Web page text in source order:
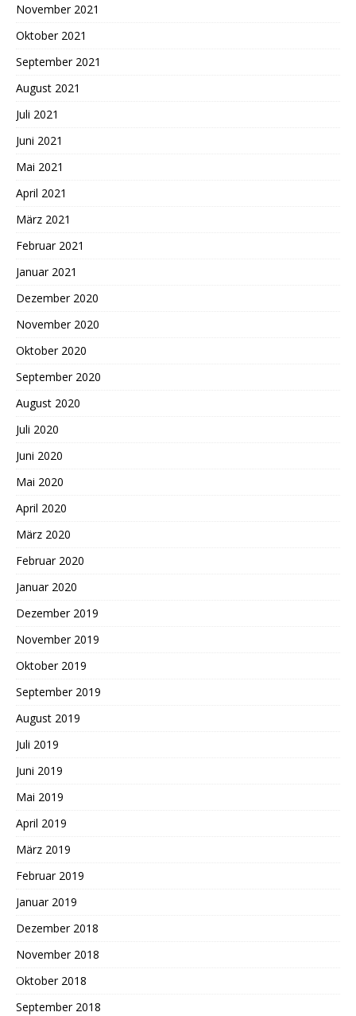
November 2021
Oktober 2021
September 2021
August 2021
Juli 2021
Juni 2021
Mai 2021
April 2021
März 2021
Februar 2021
Januar 2021
Dezember 2020
November 2020
Oktober 2020
September 2020
August 2020
Juli 2020
Juni 2020
Mai 2020
April 2020
März 2020
Februar 2020
Januar 2020
Dezember 2019
November 2019
Oktober 2019
September 2019
August 2019
Juli 2019
Juni 2019
Mai 2019
April 2019
März 2019
Februar 2019
Januar 2019
Dezember 2018
November 2018
Oktober 2018
September 2018